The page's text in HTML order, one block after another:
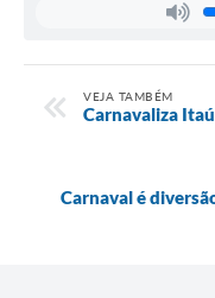
VEJA TAMBÉM
Carnavaliza
Carnaval é